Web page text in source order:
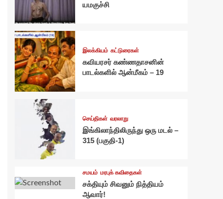
யமகுச்சி
இலக்கியம் கட்டுரைகள்
கவியரசர் கண்ணதாசனின்
பாடல்களில் ஆன்மீகம் – 19
செய்திகள் வரலாறு
இங்கிலாந்திலிருந்து ஒரு மடல் –
315 (பகுதி-1)
சமயம் மரபுக் கவிதைகள்
சக்தியும் சிவனும் நித்தியம்
ஆவார்!